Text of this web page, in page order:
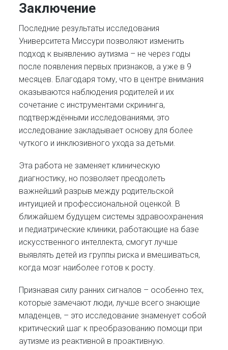
Заключение
Последние результаты исследования
Университета Миссури позволяют изменить
подход к выявлению аутизма – не через годы
после появления первых признаков, а уже в 9
месяцев. Благодаря тому, что в центре внимания
оказываются наблюдения родителей и их
сочетание с инструментами скрининга,
подтверждёнными исследованиями, это
исследование закладывает основу для более
чуткого и инклюзивного ухода за детьми.
Эта работа не заменяет клиническую
диагностику, но позволяет преодолеть
важнейший разрыв между родительской
интуицией и профессиональной оценкой. В
ближайшем будущем системы здравоохранения
и педиатрические клиники, работающие на базе
искусственного интеллекта, смогут лучше
выявлять детей из группы риска и вмешиваться,
когда мозг наиболее готов к росту.
Признавая силу ранних сигналов – особенно тех,
которые замечают люди, лучше всего знающие
младенцев, – это исследование знаменует собой
критический шаг к преобразованию помощи при
аутизме из реактивной в проактивную.